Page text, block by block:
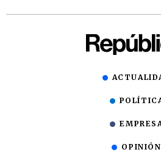
OPINIÓN